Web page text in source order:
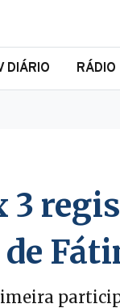
DIÁRIO RÁDIO
3